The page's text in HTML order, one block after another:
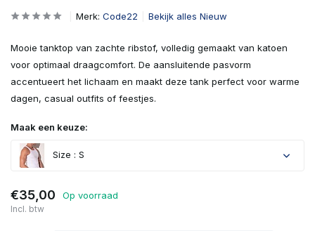
Merk: Code22 Bekijk alles Nieuw
Mooie tanktop van zachte ribstof, volledig gemaakt van katoen
voor optimaal draagcomfort. De aansluitende pasvorm
accentueert het lichaam en maakt deze tank perfect voor warme
dagen, casual outfits of feestjes.
Maak een keuze:
Size : S
€35,00 Op voorraad
Incl. btw